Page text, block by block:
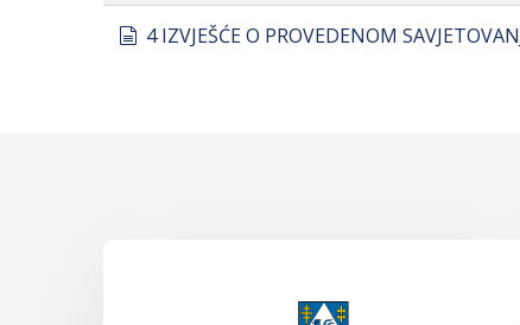
document
4 IZVJEŠĆE O PROVEDENOM